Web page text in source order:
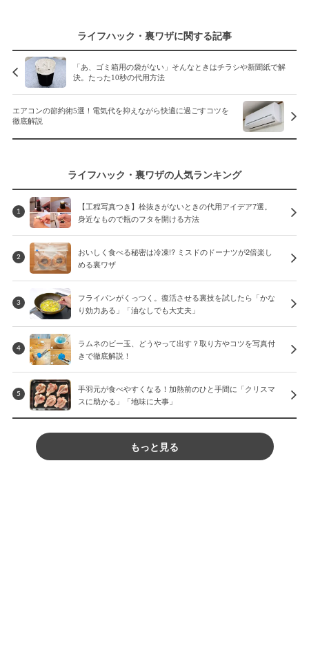
ライフハック・裏ワザに関する記事
「あ、ゴミ箱用の袋がない」そんなときはチラシや新聞紙で解
決。たった10秒の代用方法
エアコンの節約術5選！電気代を抑えながら快適に過ごすコツを
徹底解説
ライフハック・裏ワザの人気ランキング
1
【工程写真つき】栓抜きがないときの代用アイデア7選。
身近なもので瓶のフタを開ける方法
2
おいしく食べる秘密は冷凍!? ミスドのドーナツが2倍楽し
める裏ワザ
3
フライパンがくっつく。復活させる裏技を試したら「かな
り効力ある」「油なしでも大丈夫」
4
ラムネのビー玉、どうやって出す？取り方やコツを写真付
きで徹底解説！
5
手羽元が食べやすくなる！加熱前のひと手間に「クリスマ
スに助かる」「地味に大事」
もっと見る